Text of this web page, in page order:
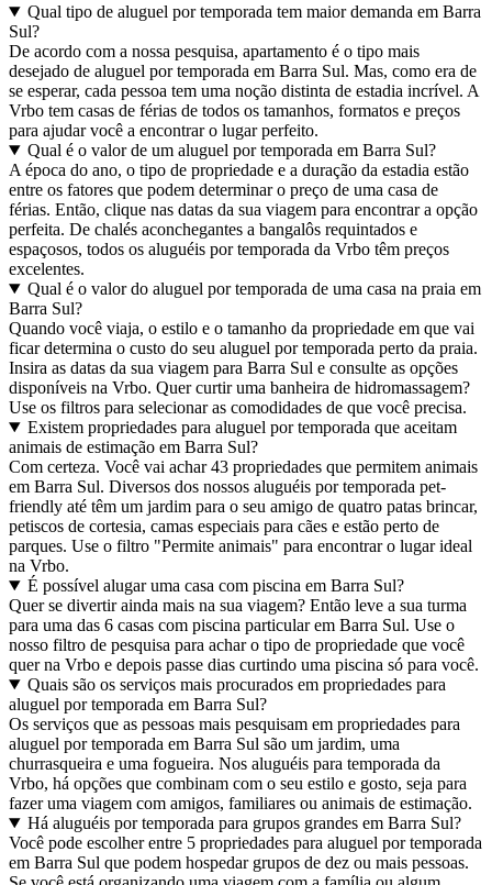
Qual tipo de aluguel por temporada tem maior demanda em Barra
Sul?
De acordo com a nossa pesquisa, apartamento é o tipo mais
desejado de aluguel por temporada em Barra Sul. Mas, como era de
se esperar, cada pessoa tem uma noção distinta de estadia incrível. A
Vrbo tem casas de férias de todos os tamanhos, formatos e preços
para ajudar você a encontrar o lugar perfeito.
Qual é o valor de um aluguel por temporada em Barra Sul?
A época do ano, o tipo de propriedade e a duração da estadia estão
entre os fatores que podem determinar o preço de uma casa de
férias. Então, clique nas datas da sua viagem para encontrar a opção
perfeita. De chalés aconchegantes a bangalôs requintados e
espaçosos, todos os aluguéis por temporada da Vrbo têm preços
excelentes.
Qual é o valor do aluguel por temporada de uma casa na praia em
Barra Sul?
Quando você viaja, o estilo e o tamanho da propriedade em que vai
ficar determina o custo do seu aluguel por temporada perto da praia.
Insira as datas da sua viagem para Barra Sul e consulte as opções
disponíveis na Vrbo. Quer curtir uma banheira de hidromassagem?
Use os filtros para selecionar as comodidades de que você precisa.
Existem propriedades para aluguel por temporada que aceitam
animais de estimação em Barra Sul?
Com certeza. Você vai achar 43 propriedades que permitem animais
em Barra Sul. Diversos dos nossos aluguéis por temporada pet-
friendly até têm um jardim para o seu amigo de quatro patas brincar,
petiscos de cortesia, camas especiais para cães e estão perto de
parques. Use o filtro "Permite animais" para encontrar o lugar ideal
na Vrbo.
É possível alugar uma casa com piscina em Barra Sul?
Quer se divertir ainda mais na sua viagem? Então leve a sua turma
para uma das 6 casas com piscina particular em Barra Sul. Use o
nosso filtro de pesquisa para achar o tipo de propriedade que você
quer na Vrbo e depois passe dias curtindo uma piscina só para você.
Quais são os serviços mais procurados em propriedades para
aluguel por temporada em Barra Sul?
Os serviços que as pessoas mais pesquisam em propriedades para
aluguel por temporada em Barra Sul são um jardim, uma
churrasqueira e uma fogueira. Nos aluguéis para temporada da
Vrbo, há opções que combinam com o seu estilo e gosto, seja para
fazer uma viagem com amigos, familiares ou animais de estimação.
Há aluguéis por temporada para grupos grandes em Barra Sul?
Você pode escolher entre 5 propriedades para aluguel por temporada
em Barra Sul que podem hospedar grupos de dez ou mais pessoas.